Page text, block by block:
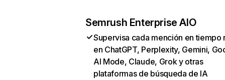
Semrush Enterprise AIO
Supervisa cada mención en tiempo
en ChatGPT, Perplexity, Gemini,
AI Mode, Claude, Grok y otras
plataformas de búsqueda de IA